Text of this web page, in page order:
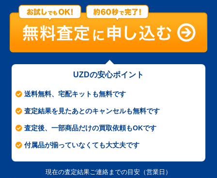
UZDの安心ポイント
送料無料、宅配キットも無料です
査定結果を見たあとのキャンセルも無料です
査定後、一部商品だけの買取依頼もOKです
付属品が揃っていなくても大丈夫です
現在の査定結果ご連絡までの目安（営業日）